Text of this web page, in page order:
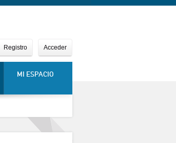
Acceder
Registro
MI ESPACIO